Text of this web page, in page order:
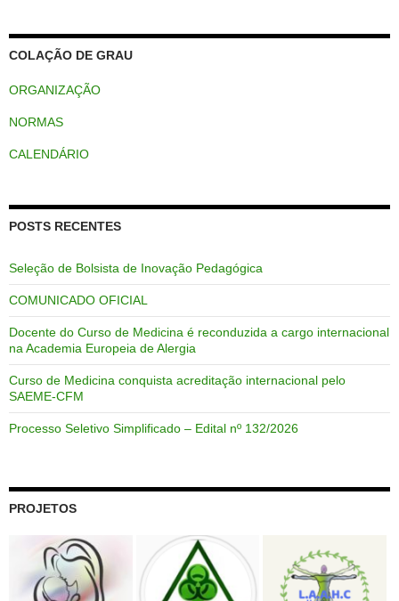
COLAÇÃO DE GRAU
ORGANIZAÇÃO
NORMAS
CALENDÁRIO
POSTS RECENTES
Seleção de Bolsista de Inovação Pedagógica
COMUNICADO OFICIAL
Docente do Curso de Medicina é reconduzida a cargo internacional
na Academia Europeia de Alergia
Curso de Medicina conquista acreditação internacional pelo
SAEME-CFM
Processo Seletivo Simplificado – Edital nº 132/2026
PROJETOS